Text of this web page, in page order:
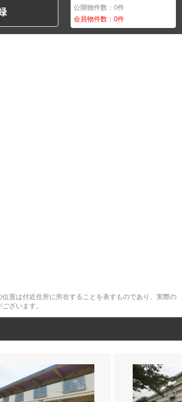
公開物件数：0件
会員物件数：0件
置は付近住所に所在することを表すものであり、実際の
ざいます。